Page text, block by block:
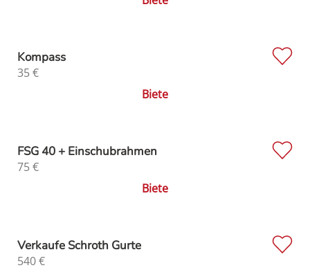
Kompass
35€
Biete
FSG 40 + Einschubrahmen
75€
Biete
Verkaufe Schroth Gurte
540€